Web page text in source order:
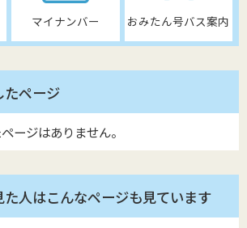
マイナンバー おみたん号バス案内
たページ
ージはありません。
た人はこんなページも見ています